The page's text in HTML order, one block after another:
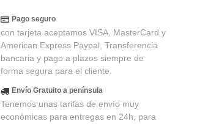
Pago seguro
con tarjeta aceptamos VISA, MasterCard y
American Express Paypal, Transferencia
bancaria y pago a plazos siempre de
forma segura para el cliente.
Envío Gratuito a península
Tenemos unas tarifas de envío muy
económicas para entregas en 24h, para